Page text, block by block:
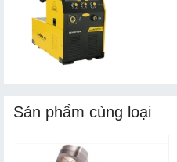
Sản phẩm cùng loại